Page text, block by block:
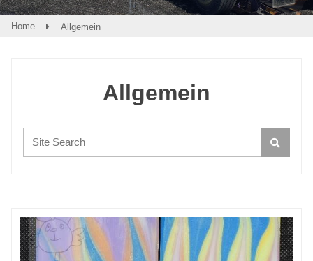
Home Allgemein
Allgemein
Search: